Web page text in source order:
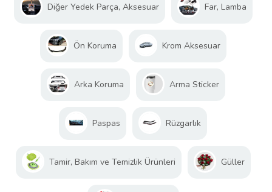
Diğer Yedek Parça, Aksesuar Far, Lamba
Ön Koruma Krom Aksesuar
Arka Koruma Arma Sticker
Paspas Rüzgarlık
Tamir, Bakım ve Temizlik Ürünleri Güller